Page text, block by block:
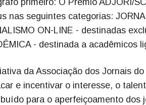
nas seguintes categorias:
ON-LINE - destinadas
- destinada a acadêmicos
da Associação dos Jornais
e incentivar o interesse, o
para o aperfeiçoamento dos